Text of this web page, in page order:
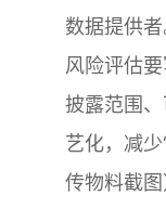
数据提供
风险评估
披露范围
艺化，减
传物料截